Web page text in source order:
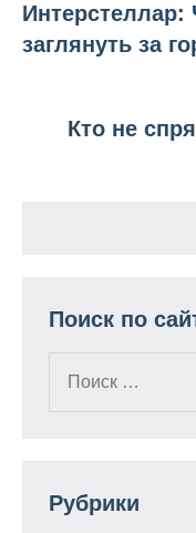
Навигация
по
Интерстеллар:
заглянуть за
Кто не
Поиск по
Рубрики